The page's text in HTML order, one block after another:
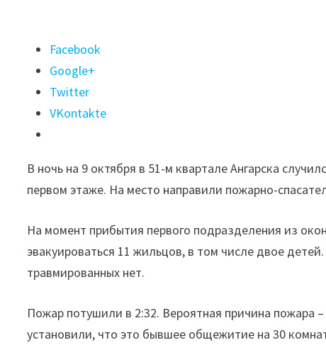
Поделиться
"Четырех
человек
спасли,
ещё
эвакуировались
на
в
Ангарске"
Facebook
Google+
Twitter
VKontakte
В ночь на 9 октября в 51-м квартале Ангарска
первом этаже. На место направили пожарно-
На момент прибытия первого подразделения из
эвакуироваться 11 жильцов, в том числе двое
травмированных нет.
Пожар потушили в 2:32. Вероятная причина пожара
установили, что это бывшее общежитие на 30